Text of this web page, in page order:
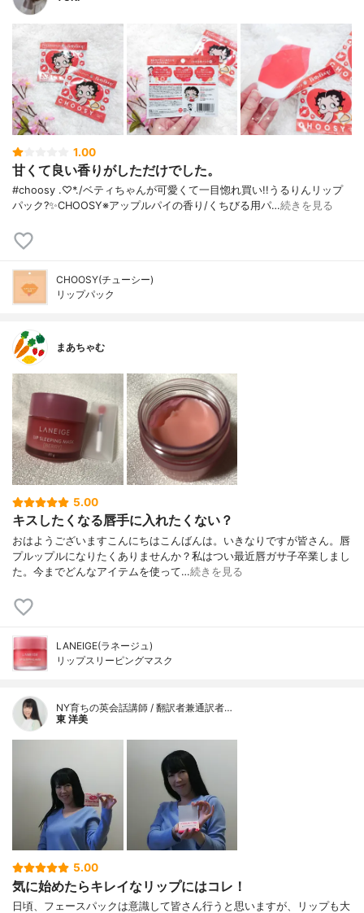
1.00
甘くて良い香りがしただけでした。
#choosy .♡*./ ベティちゃんが可愛くて一目惚れ買い!!うるりんリップ
パック?✨ CHOOSY※アップルパイの香り/くちびる用パ…続きを見る
CHOOSY(チューシー)
リップパック
まあちゃむ
5.00
キスしたくなる唇手に入れたくない？
おはようございますこんにちはこんばんは。いきなりですが皆さん。唇
プルップルになりたくありませんか？私はつい最近唇ガサ子卒業しまし
た。今までどんなアイテムを使って…続きを見る
LANEIGE(ラネージュ)
リップスリーピングマスク
NY育ちの英会話講師 / 翻訳者兼通訳者…
東 洋美
5.00
気に始めたらキレイなリップにはコレ！
日頃、フェースパックは意識して皆さん行うと思いますが、リップも大